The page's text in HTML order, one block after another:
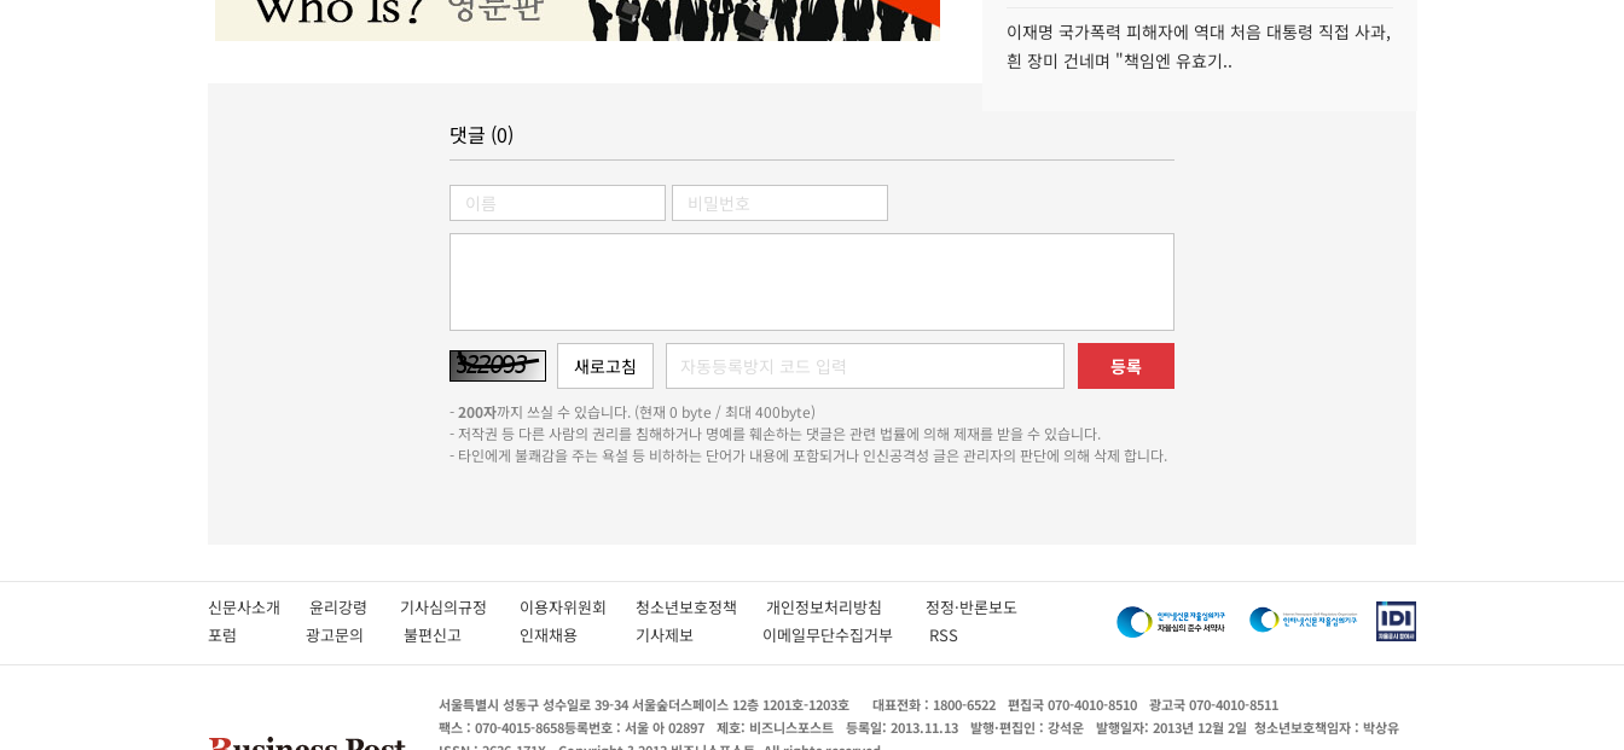
이재명 국가폭력 피해자에 역대 처음 대통령 직접 사과,
흰 장미 건네며 "책임엔 유효기..
댓글 (0)
등록
-200자까지 쓰실 수 있습니다. (현재 0 byte / 최대 400byte)
- 저작권 등 다른 사람의 권리를 침해하거나 명예를 훼손하는 댓글은 관련 법률에 의해 제재를 받을 수 있습니다.
- 타인에게 불쾌감을 주는 욕설 등 비하하는 단어가 내용에 포함되거나 인신공격성 글은 관리자의 판단에 의해 삭제 합니다.
신문사소개 윤리강령 기사심의규정 이용자위원회 청소년보호정책 개인정보처리방침 정정·반론보도
포럼
광고문의 불편신고 인재채용 기사제보 이메일무단수집거부 RSS
서울특별시 성동구 성수일로 39-34 서울숲더스페이스 12층 1201호-1203호 대표전화 : 1800-6522 편집국 070-4010-8510
광고국 070-4010-8511
팩스 : 070-4015-8658등록번호 : 서울 아 02897 제호: 비즈니스포스트 등록일: 2013.11.13 발행·편집인 : 강석운 발행일자: 2013년 12월 2일 청소년보호책임자 : 박상유